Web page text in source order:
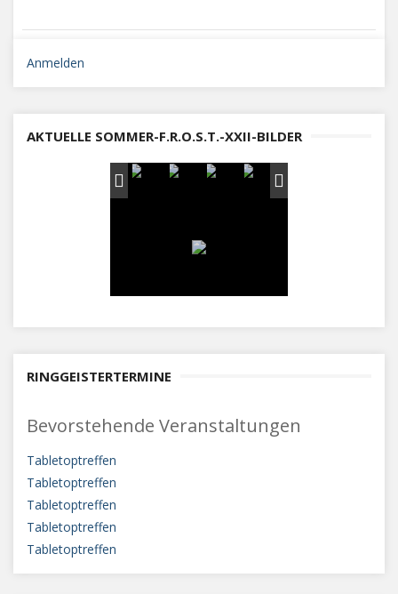
Anmelden
AKTUELLE SOMMER-F.R.O.S.T.-XXII-BILDER
RINGGEISTERTERMINE
Bevorstehende Veranstaltungen
Tabletoptreffen
Tabletoptreffen
Tabletoptreffen
Tabletoptreffen
Tabletoptreffen